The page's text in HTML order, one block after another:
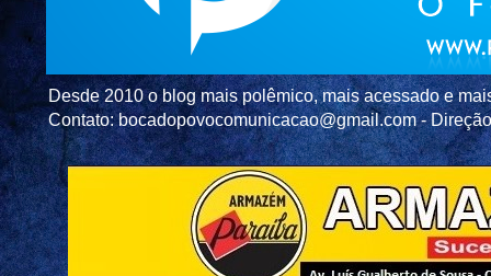
Desde 2010 o blog mais polêmico, mais acessado e
Contato: bocadopovocomunicacao@gmail.com -